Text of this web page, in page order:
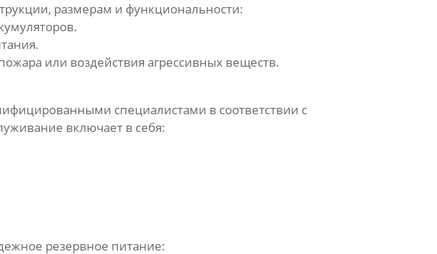
размерам и функциональности:
или воздействия агрессивных веществ.
специалистами в соответствии с
включает в себя:
резервное питание: